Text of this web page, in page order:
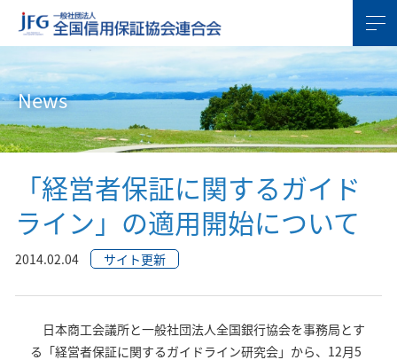
News
「経営者保証に関するガイド
ライン」の適用開始について
2014.02.04 サイト更新
日本商工会議所と一般社団法人全国銀行協会を事務局とす
る「経営者保証に関するガイドライン研究会」から、12月5